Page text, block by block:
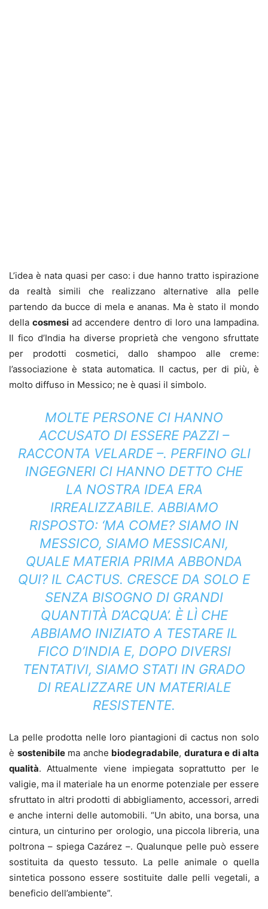
L’idea è nata quasi per caso: i due hanno tratto ispirazione
da realtà simili che realizzano alternative alla pelle
partendo da bucce di mela e ananas. Ma è stato il mondo
dellacosmesi ad accendere dentro di loro una lampadina.
Il fico d’India ha diverse proprietà che vengono sfruttate
per prodotti cosmetici, dallo shampoo alle creme:
l’associazione è stata automatica. Il cactus, per di più, è
molto diffuso in Messico; ne è quasi il simbolo.
MOLTE PERSONE CI HANNO
ACCUSATO DI ESSERE PAZZI –
RACCONTA VELARDE –. PERFINO GLI
INGEGNERI CI HANNO DETTO CHE
LA NOSTRA IDEA ERA
IRREALIZZABILE. ABBIAMO
RISPOSTO: ‘MA COME? SIAMO IN
MESSICO, SIAMO MESSICANI,
QUALE MATERIA PRIMA ABBONDA
QUI? IL CACTUS. CRESCE DA SOLO E
SENZA BISOGNO DI GRANDI
QUANTITÀ D’ACQUA’. È LÌ CHE
ABBIAMO INIZIATO A TESTARE IL
FICO D’INDIA E, DOPO DIVERSI
TENTATIVI, SIAMO STATI IN GRADO
DI REALIZZARE UN MATERIALE
RESISTENTE.
La pelle prodotta nelle loro piantagioni di cactus non solo
è sostenibilema anche biodegradabile, duratura e di alta
qualità. Attualmente viene impiegata soprattutto per le
valigie, ma il materiale ha un enorme potenziale per essere
sfruttato in altri prodotti di abbigliamento, accessori, arredi
e anche interni delle automobili. “Un abito, una borsa, una
cintura, un cinturino per orologio, una piccola libreria, una
poltrona – spiega Cazárez –. Qualunque pelle può essere
sostituita da questo tessuto. La pelle animale o quella
sintetica possono essere sostituite dalle pelli vegetali, a
beneficio dell’ambiente”.